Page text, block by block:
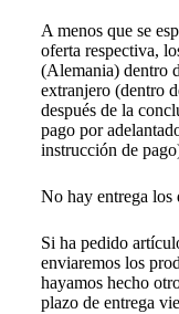
A menos que se
oferta respectiva,
(Alemania) dentro
extranjero (dentro
después de la
pago por
instrucción de
No hay entrega los
Si ha pedido
enviaremos los
hayamos hecho
plazo de entrega